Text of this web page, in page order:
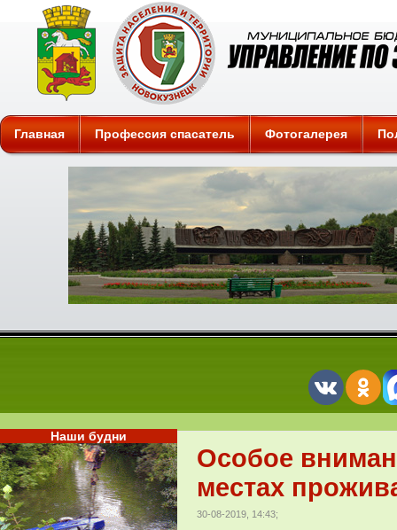
Защита
Главная Профессия спасатель Фотогалерея
Особое
местах
30-08-2019, 14:43;
Наши будни